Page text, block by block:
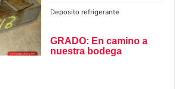
Deposito refrigerante
GRADO: En camino a
nuestra bodega